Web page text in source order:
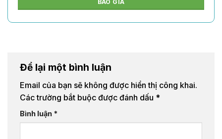
BÁO GIÁ
Để lại một bình luận
Email của bạn sẽ không được hiển thị công khai.
Các trường bắt buộc được đánh dấu *
Bình luận *